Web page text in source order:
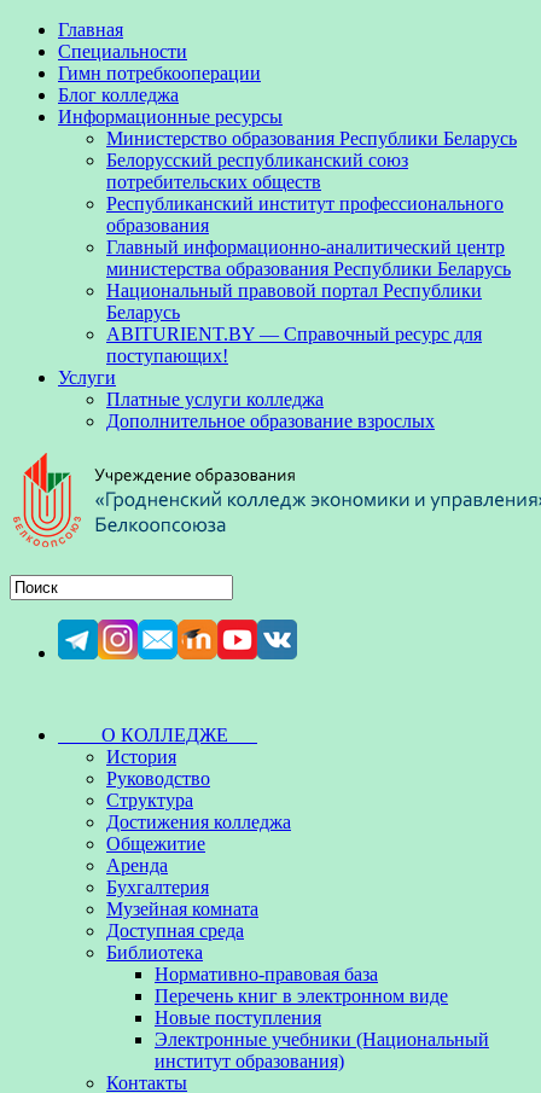
Главная
Специальности
Гимн потребкооперации
Блог колледжа
Информационные ресурсы
Министерство образования Республики Беларусь
Белорусский республиканский союз
потребительских обществ
Республиканский институт профессионального
образования
Главный информационно-аналитический центр
министерства образования Республики Беларусь
Национальный правовой портал Республики
Беларусь
ABITURIENT.BY — Справочный ресурс для
поступающих!
Услуги
Платные услуги колледжа
Дополнительное образование взрослых
О КОЛЛЕДЖЕ
История
Руководство
Структура
Достижения колледжа
Общежитие
Аренда
Бухгалтерия
Музейная комната
Доступная среда
Библиотека
Нормативно-правовая база
Перечень книг в электронном виде
Новые поступления
Электронные учебники (Национальный
институт образования)
Контакты